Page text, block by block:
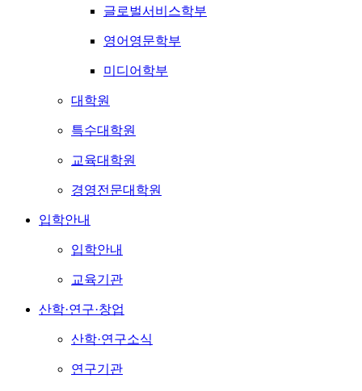
글로벌서비스학부
영어영문학부
미디어학부
대학원
특수대학원
교육대학원
경영전문대학원
입학안내
입학안내
교육기관
산학·연구·창업
산학·연구소식
연구기관